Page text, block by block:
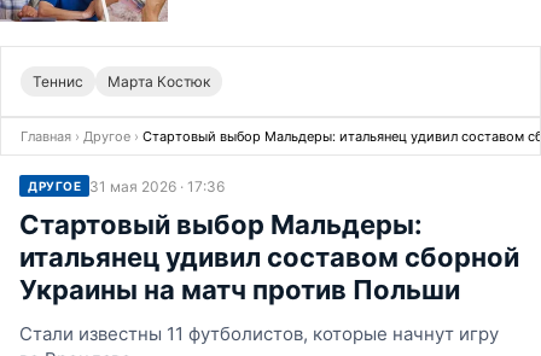
Теннис Марта Костюк
Главная › Другое › Стартовый выбор Мальдеры: итальянец удивил составом
ДРУГОЕ 31 мая 2026 · 17:36
Стартовый выбор Мальдеры:
итальянец удивил составом сборной
Украины на матч против Польши
Стали известны 11 футболистов, которые начнут игру